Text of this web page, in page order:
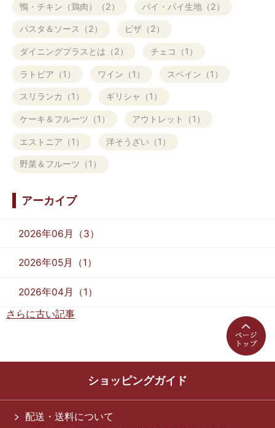
鴨・チキン（鶏肉）（2） パイ・パイ生地（2）
パスタ＆ソース（2） ピザ（2）
ダイニングプラスとは（2） チェコ（1）
ラトビア（1） ワイン（1） スペイン（1）
スリランカ（1） ギリシャ（1）
ケーキ＆フルーツ（1） アウトレット（1）
エストニア（1） 洋そうざい（1）
野菜＆フルーツ（1）
アーカイブ
2026年06月（3）
2026年05月（1）
2026年04月（1）
さらに古い記事
ショッピングガイド
配送・送料について